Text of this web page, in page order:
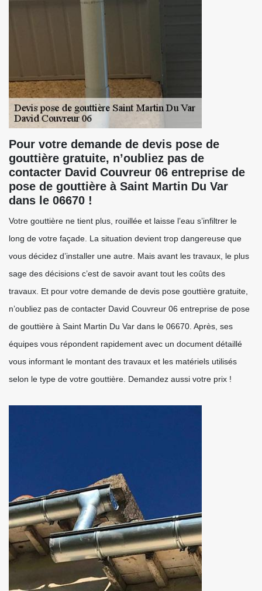
Pour votre demande de devis pose de
gouttière gratuite, n’oubliez pas de
contacter David Couvreur 06 entreprise de
pose de gouttière à Saint Martin Du Var
dans le 06670 !
Votre gouttière ne tient plus, rouillée et laisse l’eau s’infiltrer le
long de votre façade. La situation devient trop dangereuse que
vous décidez d’installer une autre. Mais avant les travaux, le plus
sage des décisions c’est de savoir avant tout les coûts des
travaux. Et pour votre demande de devis pose gouttière gratuite,
n’oubliez pas de contacter David Couvreur 06 entreprise de pose
de gouttière à Saint Martin Du Var dans le 06670. Après, ses
équipes vous répondent rapidement avec un document détaillé
vous informant le montant des travaux et les matériels utilisés
selon le type de votre gouttière. Demandez aussi votre prix !